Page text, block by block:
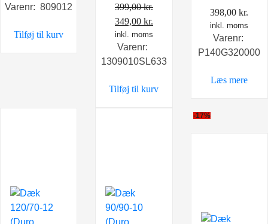
Varenr: 809012
Tilføj til kurv
399,00kr.
Den
oprindelige
pris
var:
349,00 kr.
aktuelle
er:
inkl. moms
Varenr:
1309010SL633
Tilføj til kurv
398,00kr.
inkl. moms
Varenr:
P140G320000
Læs mere
-17%